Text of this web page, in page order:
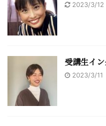
2023/3/12
受講生イ
2023/3/11